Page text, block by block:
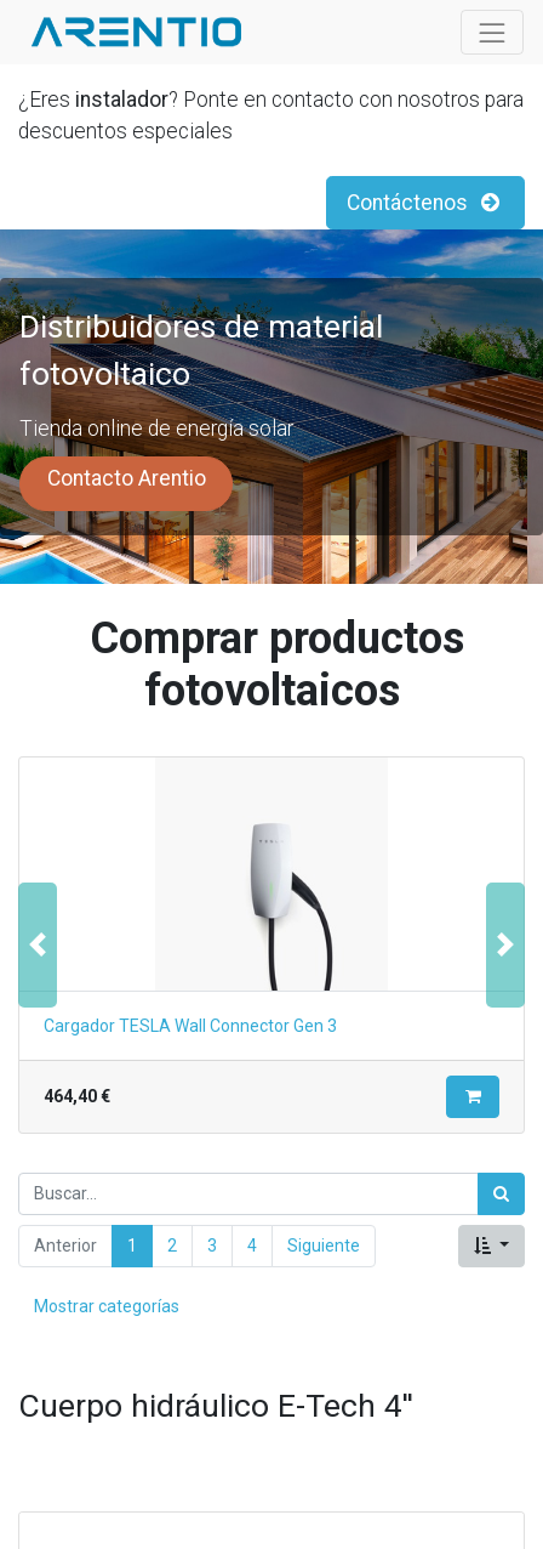
¿Eres instalador? Ponte en contacto con nosotros para
descuentos especiales
Contáctenos
Distribuidores de material
fotovoltaico
Tienda online de energía solar
Contacto Arentio
Comprar productos
fotovoltaicos
Cargador TESLA Wall Connector Gen 3
464,40€
Anterior
Anterior 1 2 3 4 Siguiente
Mostrar categorías
Cuerpo hidráulico E-Tech 4''